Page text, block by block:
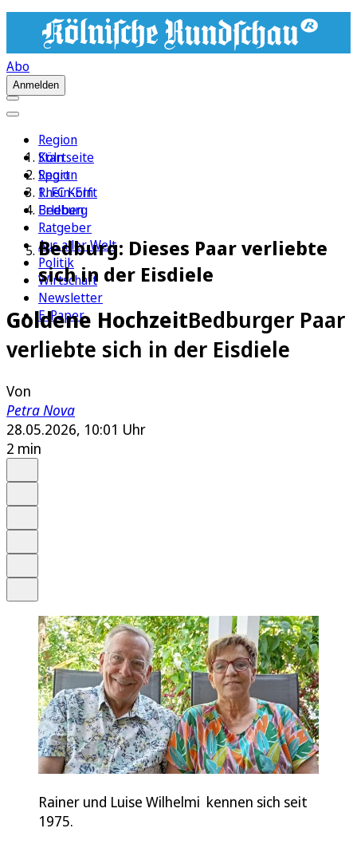
Abo
Anmelden
Region
Köln
Sport
1. FC Köln
Erleben
Ratgeber
Aus aller Welt
Politik
Wirtschaft
Newsletter
E-Paper
Startseite
Region
Rhein-Erft
Bedburg
Bedburg: Dieses Paar verliebte
sich in der Eisdiele
Goldene HochzeitBedburger Paar
verliebte sich in der Eisdiele
Von
Petra Nova
28.05.2026, 10:01 Uhr
2 min
Rainer und Luise Wilhelmi kennen sich seit
1975.